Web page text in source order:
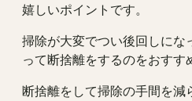
嬉しいポイントです。
掃除が大変でつい後回しにな
って断捨離をするのをおすす
断捨離をして掃除の手間を減